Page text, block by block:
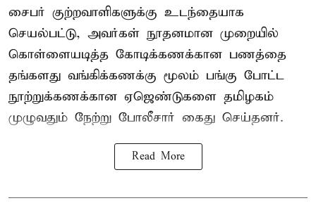
சைபர் குற்றவாளிகளுக்கு உடந்தையாக
செயல்பட்டு, அவர்கள் நூதனமான முறையில்
கொள்ளையடித்த கோடிக்கணக்கான பணத்தை
தங்களது வங்கிக்கணக்கு மூலம் பங்கு போட்ட
நூற்றுக்கணக்கான ஏஜெண்டுகளை தமிழகம்
முழுவதும் நேற்று போலீசார் கைது செய்தனர்.
Read More